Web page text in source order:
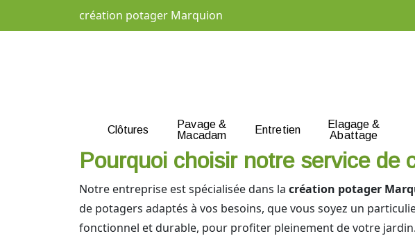
création potager Marquion
Clôtures
Pavage &
Macadam
Entretien
Elagage &
Abattage
Pourquoi choisir notre service de
Notre entreprise est spécialisée dans la création potager
de potagers adaptés à vos besoins, que vous soyez un
fonctionnel et durable, pour profiter pleinement de votre jardin.